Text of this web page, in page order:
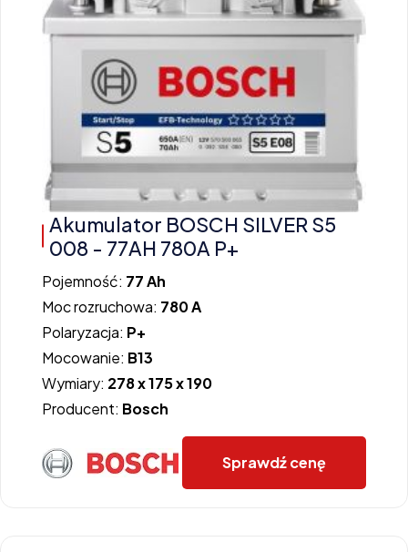
Akumulator BOSCH SILVER S5
008 - 77AH 780A P+
Pojemność: 77 Ah
Moc rozruchowa: 780 A
Polaryzacja: P+
Mocowanie: B13
Wymiary: 278 x 175 x 190
Producent: Bosch
Sprawdź cenę